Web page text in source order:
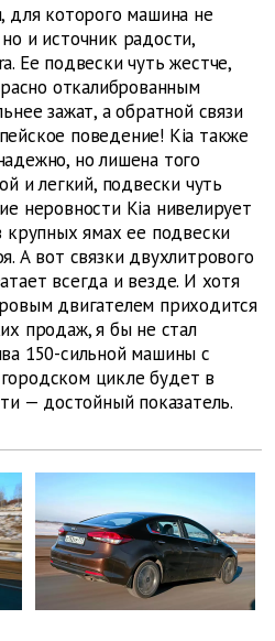
для которого машина не
и источник радости,
Ее подвески чуть жестче,
откалиброванным
зажат, а обратной связи
поведение! Kia также
но лишена того
и легкий, подвески чуть
неровности Kia нивелирует
крупных ямах ее подвески
А вот связки двухлитрового
всегда и везде. И хотя
двигателем приходится
продаж, я бы не стал
150-сильной машины с
цикле будет в
— достойный показатель.